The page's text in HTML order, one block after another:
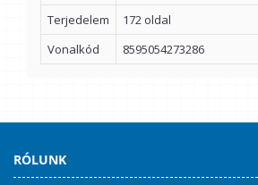
Terjedelem
172 oldal
Vonalkód
8595054273286
RÓLUNK